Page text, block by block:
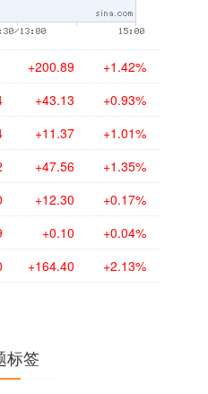
+200.89 +1.42%
+43.13 +0.93%
+11.37 +1.01%
+47.56 +1.35%
+12.30 +0.17%
+0.10 +0.04%
+164.40 +2.13%
标签